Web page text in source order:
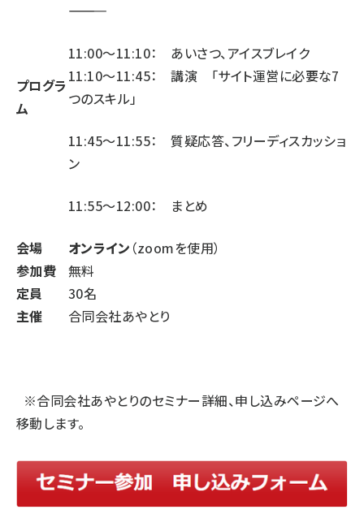
プログラ
ム
――――――――
11:00～11:10： あいさつ、アイスブレイク
11:10～11:45： 講演 「サイト運営に必要な7
つのスキル」
11:45～11:55： 質疑応答、フリーディスカッショ
ン
11:55～12:00： まとめ
会場 オンライン （zoomを使用）
参加費
無料
定員
30名
主催
合同会社あやとり
※合同会社あやとりのセミナー詳細、申し込みページへ
移動します。